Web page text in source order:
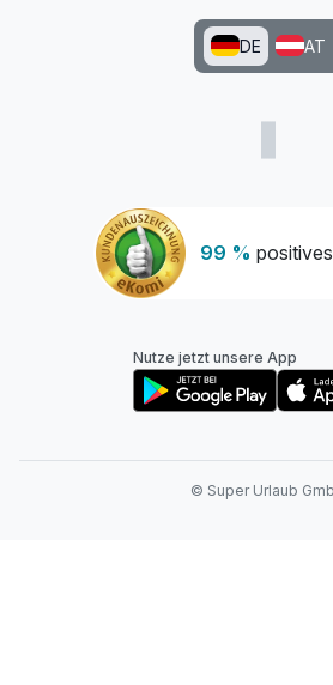
99 %
DE AT
Nutze jetzt unsere App
© Super Urlaub